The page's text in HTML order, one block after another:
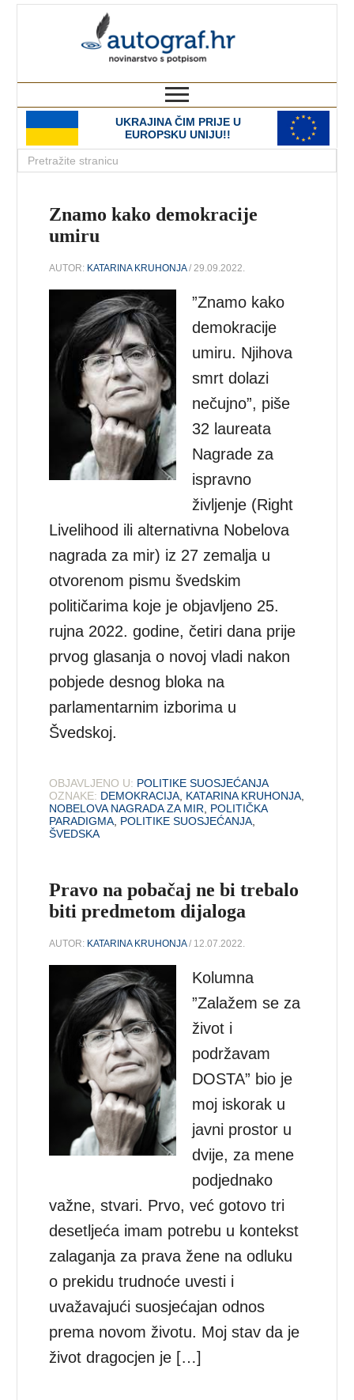
UKRAJINA ČIM PRIJE U
EUROPSKU UNIJU!!
Znamo kako demokracije
umiru
AUTOR: KATARINA KRUHONJA/ 29.09.2022.
”Znamo kako
demokracije
umiru. Njihova
smrt dolazi
nečujno”, piše
32 laureata
Nagrade za
ispravno
življenje (Right
Livelihood ili alternativna Nobelova
nagrada za mir) iz 27 zemalja u
otvorenom pismu švedskim
političarima koje je objavljeno 25.
rujna 2022. godine, četiri dana prije
prvog glasanja o novoj vladi nakon
pobjede desnog bloka na
parlamentarnim izborima u
Švedskoj.
OBJAVLJENO U: POLITIKE SUOSJEĆANJA
OZNAKE: DEMOKRACIJA KATARINA KRUHONJA
NOBELOVA NAGRADA ZA MIR
POLITIČKA
PARADIGMA POLITIKE SUOSJEĆANJA
ŠVEDSKA
Pravo na pobačaj ne bi trebalo
biti predmetom dijaloga
AUTOR: KATARINA KRUHONJA/ 12.07.2022.
Kolumna
”Zalažem se za
život i
podržavam
DOSTA” bio je
moj iskorak u
javni prostor u
dvije, za mene
podjednako
važne, stvari. Prvo, već gotovo tri
desetljeća imam potrebu u kontekst
zalaganja za prava žene na odluku
o prekidu trudnoće uvesti i
uvažavajući suosjećajan odnos
prema novom životu. Moj stav da je
život dragocjen je […]